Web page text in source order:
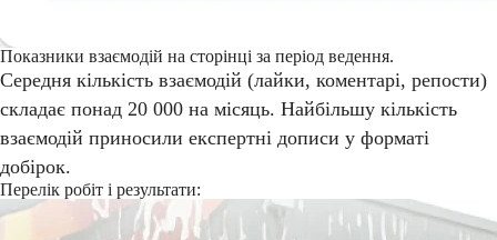
Показники взаємодій на сторінці за період ведення.
Середня кількість взаємодій (лайки, коментарі, репости)
складає понад 20 000 на місяць. Найбільшу кількість
взаємодій приносили експертні дописи у форматі
добірок.
Перелік робіт і результати: